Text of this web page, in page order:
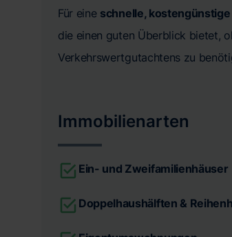
Für eine schnelle,
die einen guten Überblick bietet,
Verkehrswertgutachtens zu
Immobilienarten
Ein- und Zweifamilienhäuser
Doppelhaushälften &